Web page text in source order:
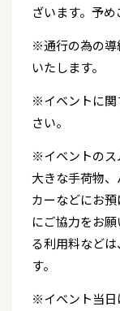
ざいます。予め
※通行の為の導
いたします。
※イベントに関
さい。
※イベントのス
大きな手荷物
カーなどにお
にご協力をお
る利用料など
す。
※イベント当日